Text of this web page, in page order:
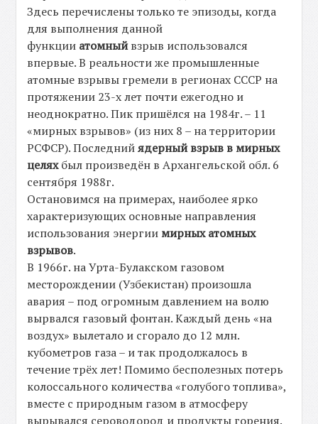
Здесь перечислены только те эпизоды, когда
для выполнения данной
функции атомныйвзрыв использовался
впервые. В реальности же промышленные
атомные взрывы гремели в регионах СССР на
протяжении 23-х лет почти ежегодно и
неоднократно. Пик пришёлся на 1984г. – 11
«мирных взрывов» (из них 8 – на территории
РСФСР). Последнийядерный взрыв в мирных
целяхбыл произведён в Архангельской обл. 6
сентября 1988г.
Остановимся на примерах, наиболее ярко
характеризующих основные направления
использования энергии мирных атомных
взрывов.
В 1966г. на Урта-Булакском газовом
месторождении (Узбекистан) произошла
авария – под огромным давлением на волю
вырвался газовый фонтан. Каждый день «на
воздух» вылетало и сгорало до 12 млн.
кубометров газа – и так продолжалось в
течение трёх лет! Помимо бесполезных потерь
колоссального количества «голубого топлива»,
вместе с природным газом в атмосферу
вырывался сероводород и продукты горения.